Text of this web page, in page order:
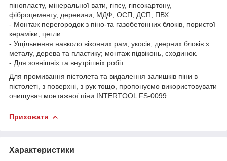
пінопласту, мінеральної вати, гіпсу, гіпсокартону,
фіброцементу, деревини, МДФ, ОСП, ДСП, ПВХ.
- Монтаж перегородок з піно-та газобетонних блоків, пористої
кераміки, цегли.
- Ущільнення навколо віконних рам, укосів, дверних блоків з
металу, дерева та пластику; монтаж підвіконь, сходинок.
- Для зовнішніх та внутрішніх робіт.
Для промивання пістолета та видалення залишків піни в
пістолеті, з поверхні, з рук тощо, пропонуємо використовувати
очищувач монтажної піни INTERTOOL FS-0099.
Приховати
Характеристики